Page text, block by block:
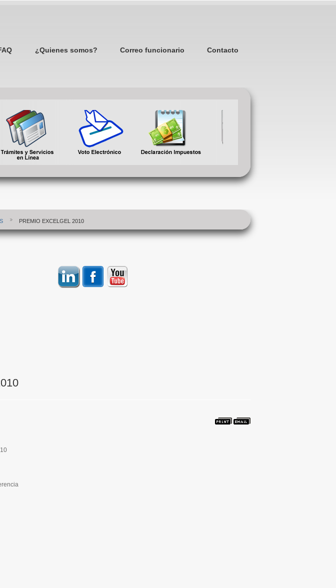
¿Quienes somos? Correo funcionario Contacto
PREMIO EXCELGEL 2010